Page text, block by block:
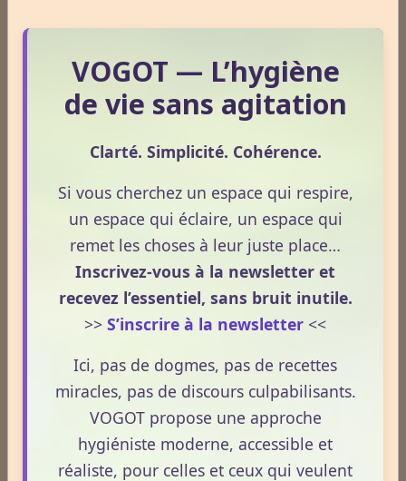
ESPACE PUBLICITAIRE
Format : 300 × 600 px
tarifs.
VOGOT — L’hygiène
de vie sans agitation
Clarté. Simplicité. Cohérence.
Si vous cherchez un espace qui respire,
un espace qui éclaire, un espace qui
remet les choses à leur juste place…
Inscrivez-vous à la newsletter et
recevez l’essentiel, sans bruit inutile.
>> S’inscrire à la newsletter <<
Ici, pas de dogmes, pas de recettes
miracles, pas de discours culpabilisants.
VOGOT propose une approche
hygiéniste moderne, accessible et
réaliste, pour celles et ceux qui veulent